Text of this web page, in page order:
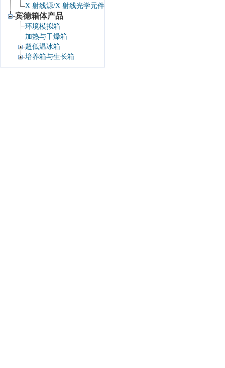
X 射线源/X 射线光学元件
宾德箱体产品
环境模拟箱
加热与干燥箱
超低温冰箱
培养箱与生长箱